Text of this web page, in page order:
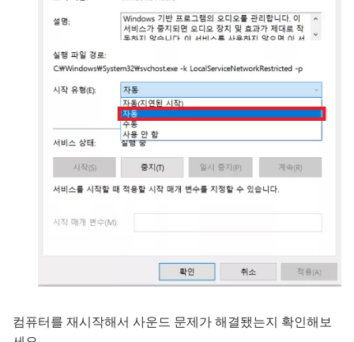
컴퓨터를 재시작해서 사운드 문제가 해결됐는지 확인해보